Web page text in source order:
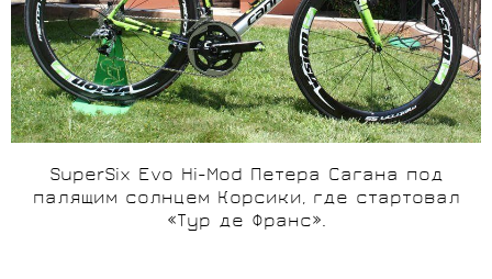
SuperSix Evo Hi-Mod Петера Сагана под
палящим солнцем Корсики, где стартовал
«Тур де Франс».